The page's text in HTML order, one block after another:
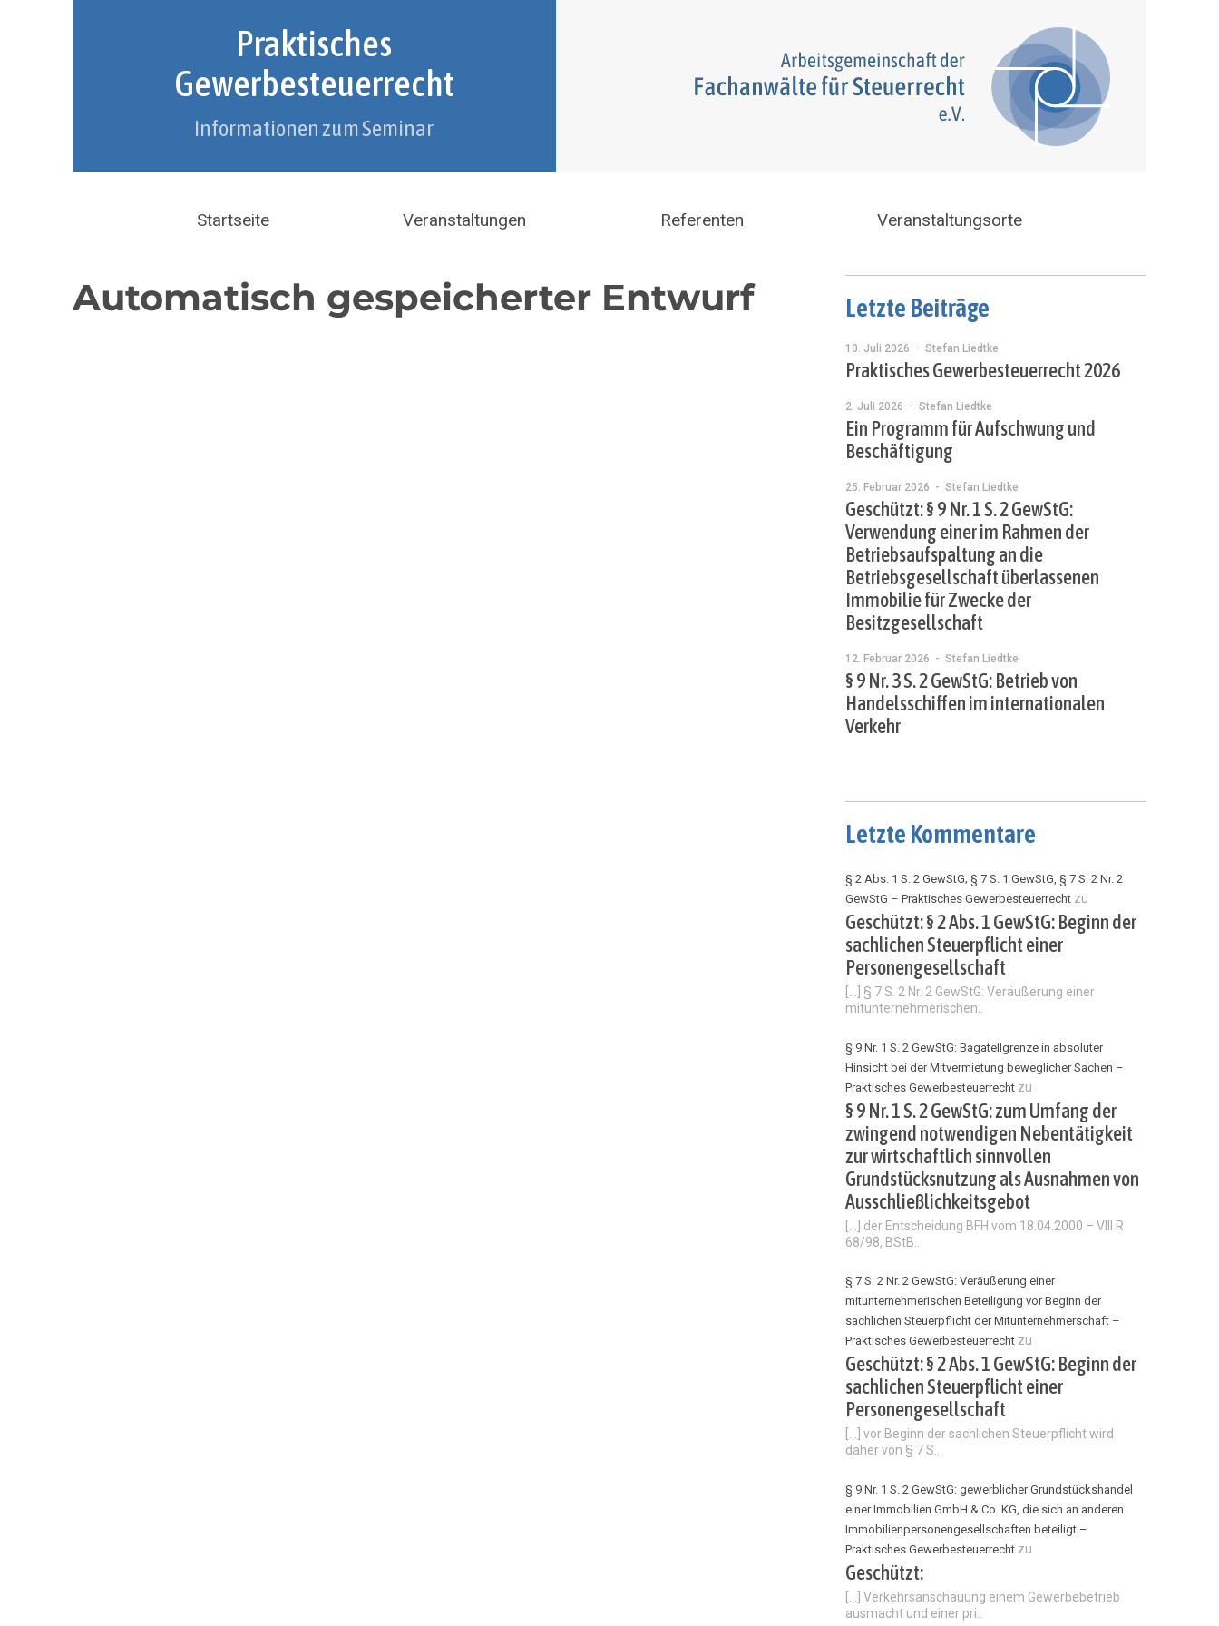
Praktisches
Gewerbesteuerrecht
Informationen zum Seminar
Startseite Veranstaltungen Referenten Veranstaltungsorte
Automatisch gespeicherter Entwurf Letzte Beiträge
10. Juli 2026 - Stefan Liedtke
Praktisches Gewerbesteuerrecht 2026
2. Juli 2026 - Stefan Liedtke
Ein Programm für Aufschwung und
Beschäftigung
25. Februar 2026 - Stefan Liedtke
Geschützt: § 9 Nr. 1 S. 2 GewStG:
Verwendung einer im Rahmen der
Betriebsaufspaltung an die
Betriebsgesellschaft überlassenen
Immobilie für Zwecke der
Besitzgesellschaft
12. Februar 2026 - Stefan Liedtke
§ 9 Nr. 3 S. 2 GewStG: Betrieb von
Handelsschiffen im internationalen
Verkehr
Letzte Kommentare
§ 2 Abs. 1 S. 2 GewStG; § 7 S. 1 GewStG, § 7 S. 2 Nr. 2
GewStG – Praktisches Gewerbesteuerrecht zu
Geschützt: § 2 Abs. 1 GewStG: Beginn der
sachlichen Steuerpflicht einer
Personengesellschaft
[…] § 7 S. 2 Nr. 2 GewStG: Veräußerung einer
mitunternehmerischen..
§ 9 Nr. 1 S. 2 GewStG: Bagatellgrenze in absoluter
Hinsicht bei der Mitvermietung beweglicher Sachen –
Praktisches Gewerbesteuerrecht zu
§ 9 Nr. 1 S. 2 GewStG: zum Umfang der
zwingend notwendigen Nebentätigkeit
zur wirtschaftlich sinnvollen
Grundstücksnutzung als Ausnahmen von
Ausschließlichkeitsgebot
[…] der Entscheidung BFH vom 18.04.2000 – VIII R
68/98, BStB..
§ 7 S. 2 Nr. 2 GewStG: Veräußerung einer
mitunternehmerischen Beteiligung vor Beginn der
sachlichen Steuerpflicht der Mitunternehmerschaft –
Praktisches Gewerbesteuerrecht zu
Geschützt: § 2 Abs. 1 GewStG: Beginn der
sachlichen Steuerpflicht einer
Personengesellschaft
[…] vor Beginn der sachlichen Steuerpflicht wird
daher von § 7 S...
§ 9 Nr. 1 S. 2 GewStG: gewerblicher Grundstückshandel
einer Immobilien GmbH & Co. KG, die sich an anderen
Immobilienpersonengesellschaften beteiligt –
Praktisches Gewerbesteuerrecht zu
Geschützt:
[…] Verkehrsanschauung einem Gewerbebetrieb
ausmacht und einer pri..